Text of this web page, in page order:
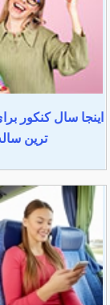
اینجا سال کنکور
ترین